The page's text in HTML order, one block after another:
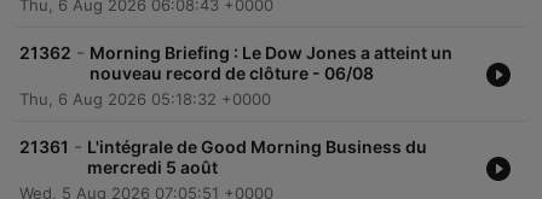
Thu, 6 Aug 2026 06:08:43 +0000
21362 - Morning Briefing : Le Dow Jones a atteint un
nouveau record de clôture - 06/08
Thu, 6 Aug 2026 05:18:32 +0000
21361 - L'intégrale de Good Morning Business du
mercredi 5 août
Wed, 5 Aug 2026 07:05:51 +0000